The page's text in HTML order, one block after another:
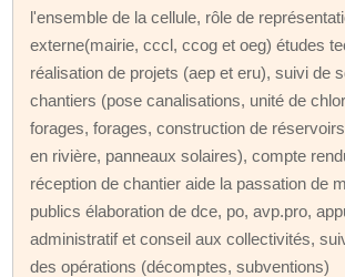
l'ensemble de la cellule, rôle de
externe(mairie, cccl, ccog et oeg) études
réalisation de projets (aep et eru), suivi de
chantiers (pose canalisations, unité de
forages, forages, construction de
en rivière, panneaux solaires), compte
réception de chantier aide la passation de
publics élaboration de dce, po, avp.pro,
administratif et conseil aux collectivités,
des opérations (décomptes, subventions)